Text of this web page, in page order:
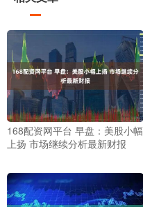
168配资网平台 早盘：美股小幅
上扬 市场继续分析最新财报